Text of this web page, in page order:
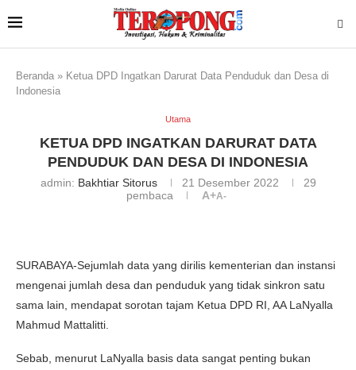
Beranda » Ketua DPD Ingatkan Darurat Data Penduduk dan Desa di
Indonesia
Utama
KETUA DPD INGATKAN DARURAT DATA
PENDUDUK DAN DESA DI INDONESIA
admin: Bakhtiar Sitorus 21 Desember 2022
29
pembaca
A+A-
SURABAYA-Sejumlah data yang dirilis kementerian dan instansi
mengenai jumlah desa dan penduduk yang tidak sinkron satu
sama lain, mendapat sorotan tajam Ketua DPD RI, AA LaNyalla
Mahmud Mattalitti.
Sebab, menurut LaNyalla basis data sangat penting bukan